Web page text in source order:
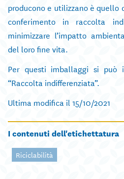
producono e utilizzano è
conferimento in raccolta
minimizzare l’impatto
del loro fine vita.
Per questi imballaggi si può
“Raccolta indifferenziata”.
Ultima modifica il 15/10/2021
I contenuti dell'etichettatura
Riciclabilità